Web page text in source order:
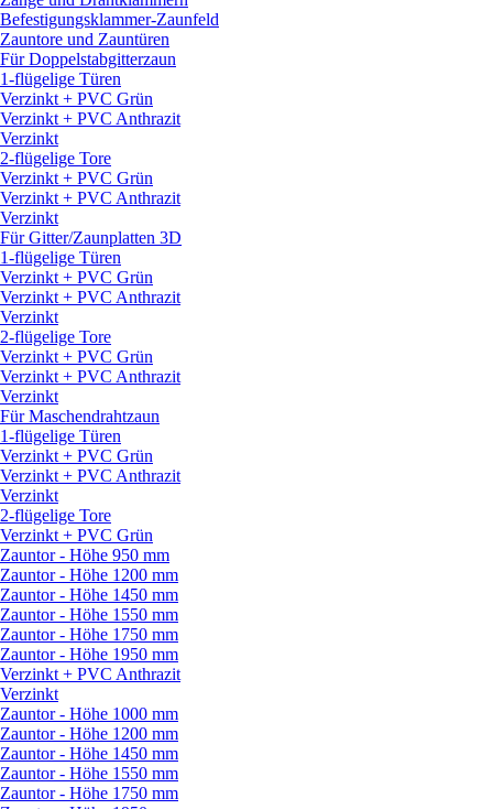
Befestigungsklammer-Zaunfeld
Zauntore und Zauntüren
Für Doppelstabgitterzaun
1-flügelige Türen
Verzinkt + PVC Grün
Verzinkt + PVC Anthrazit
Verzinkt
2-flügelige Tore
Verzinkt + PVC Grün
Verzinkt + PVC Anthrazit
Verzinkt
Für Gitter/Zaunplatten 3D
1-flügelige Türen
Verzinkt + PVC Grün
Verzinkt + PVC Anthrazit
Verzinkt
2-flügelige Tore
Verzinkt + PVC Grün
Verzinkt + PVC Anthrazit
Verzinkt
Für Maschendrahtzaun
1-flügelige Türen
Verzinkt + PVC Grün
Verzinkt + PVC Anthrazit
Verzinkt
2-flügelige Tore
Verzinkt + PVC Grün
Zauntor - Höhe 950 mm
Zauntor - Höhe 1200 mm
Zauntor - Höhe 1450 mm
Zauntor - Höhe 1550 mm
Zauntor - Höhe 1750 mm
Zauntor - Höhe 1950 mm
Verzinkt + PVC Anthrazit
Verzinkt
Zauntor - Höhe 1000 mm
Zauntor - Höhe 1200 mm
Zauntor - Höhe 1450 mm
Zauntor - Höhe 1550 mm
Zauntor - Höhe 1750 mm